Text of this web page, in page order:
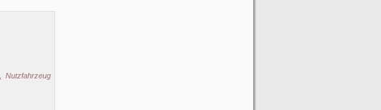
,Nutzfahrzeug